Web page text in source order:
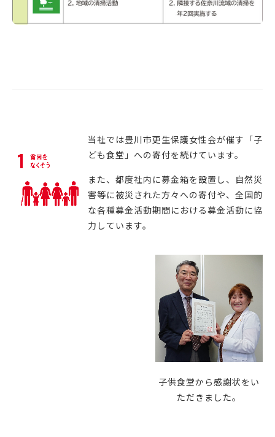
当社では豊川市更生保護女性会が催す「子
ども食堂」への寄付を続けています。
また、都度社内に募金箱を設置し、自然災
害等に被災された方々への寄付や、全国的
な各種募金活動期間における募金活動に協
力しています。
子供食堂から感謝状をい
ただきました。